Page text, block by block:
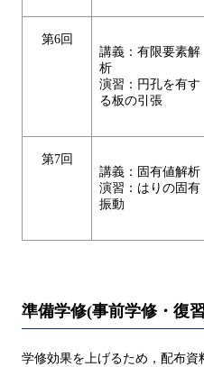
第6回
講義：有限要素解
析
演習：円孔を有す
る板の引張
第7回
講義：固有値解析
演習：はりの固有
振動
準備学修(事前学修・復
学修効果を上げるため，配布